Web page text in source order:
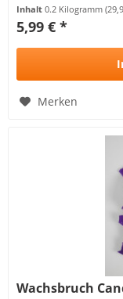
Inhalt0.2 Kilogramm
5,99 € *
Merken
Wachsbruch